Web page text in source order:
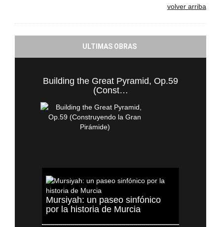
volver arriba
ULTIMAS OBRAS
Building the Great Pyramid, Op.59
(Const…
Mursiyah: un paseo sinfónico
por la historia de Murcia